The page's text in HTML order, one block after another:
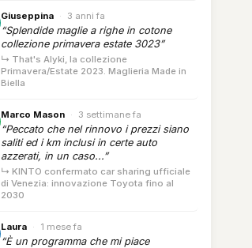
Giuseppina · 3 anni fa
“Splendide maglie a righe in cotone
collezione primavera estate 3023”
↳ That's Alyki, la collezione
Primavera/Estate 2023. Maglieria Made in
Biella
Marco Mason · 3 settimane fa
“Peccato che nel rinnovo i prezzi siano
saliti ed i km inclusi in certe auto
azzerati, in un caso...”
↳ KINTO confermato car sharing ufficiale
di Venezia: innovazione Toyota fino al
2030
Laura · 1 mese fa
“È un programma che mi piace